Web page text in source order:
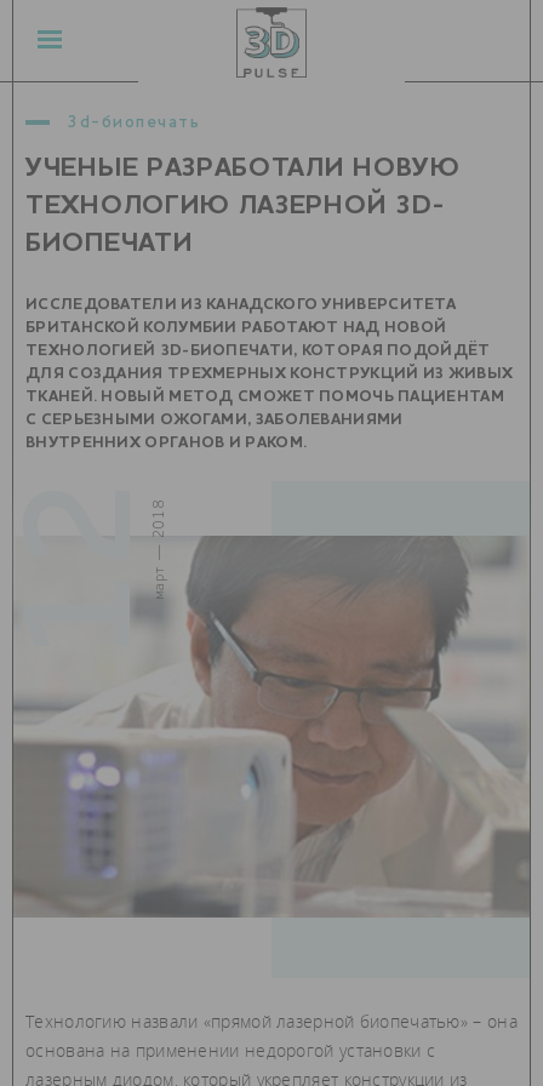
3d-биопечать
УЧЕНЫЕ РАЗРАБОТАЛИ НОВУЮ
ТЕХНОЛОГИЮ ЛАЗЕРНОЙ 3D-
БИОПЕЧАТИ
ИССЛЕДОВАТЕЛИ ИЗ КАНАДСКОГО УНИВЕРСИТЕТА
БРИТАНСКОЙ КОЛУМБИИ РАБОТАЮТ НАД НОВОЙ
ТЕХНОЛОГИЕЙ 3D-БИОПЕЧАТИ, КОТОРАЯ ПОДОЙДЁТ
ДЛЯ СОЗДАНИЯ ТРЕХМЕРНЫХ КОНСТРУКЦИЙ ИЗ ЖИВЫХ
ТКАНЕЙ. НОВЫЙ МЕТОД СМОЖЕТ ПОМОЧЬ ПАЦИЕНТАМ
С СЕРЬЕЗНЫМИ ОЖОГАМИ, ЗАБОЛЕВАНИЯМИ
ВНУТРЕННИХ ОРГАНОВ И РАКОМ.
12
март — 2018
Технологию назвали «прямой лазерной биопечатью» – она
основана на применении недорогой установки с
лазерным диодом, который укрепляет конструкции из